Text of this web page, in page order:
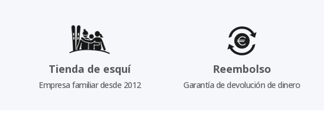
Tienda de esquí
Empresa familiar desde 2012
Reembolso
Garantía de devolución de dinero